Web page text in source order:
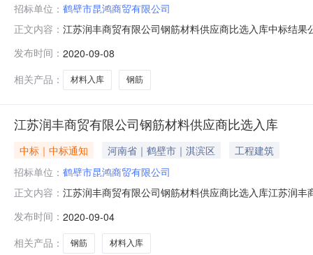
招标单位： 鹤壁市昆鸿商贸有限公司
正文内容： 江苏润丰商贸有限公司钢筋材料供应商比选入库中标结
公告如下：中标入围候选人排名投标人名称1鹤壁市昆鸿
公司5南京浩丰行国际贸易有限公司5徐州天昱
发布时间： 2020-09-08
相关产品：
材料入库 钢筋
江苏润丰商贸有限公司钢筋材料供应商比选入库
中标｜中标通知 河南省｜鹤壁市｜淇滨区
工程建筑
招标单位： 鹤壁市昆鸿商贸有限公司
正文内容： 江苏润丰商贸有限公司钢筋材料供应商比选入库江苏润
名称1鹤壁市昆鸿商贸有限公司2徐州荣达钢铁贸易有限
州天昱建筑材料有限公司5江苏闽仁实业有限
发布时间： 2020-09-04
相关产品：
钢筋 材料入库